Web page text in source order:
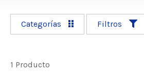
Categorías Filtros
1 Producto